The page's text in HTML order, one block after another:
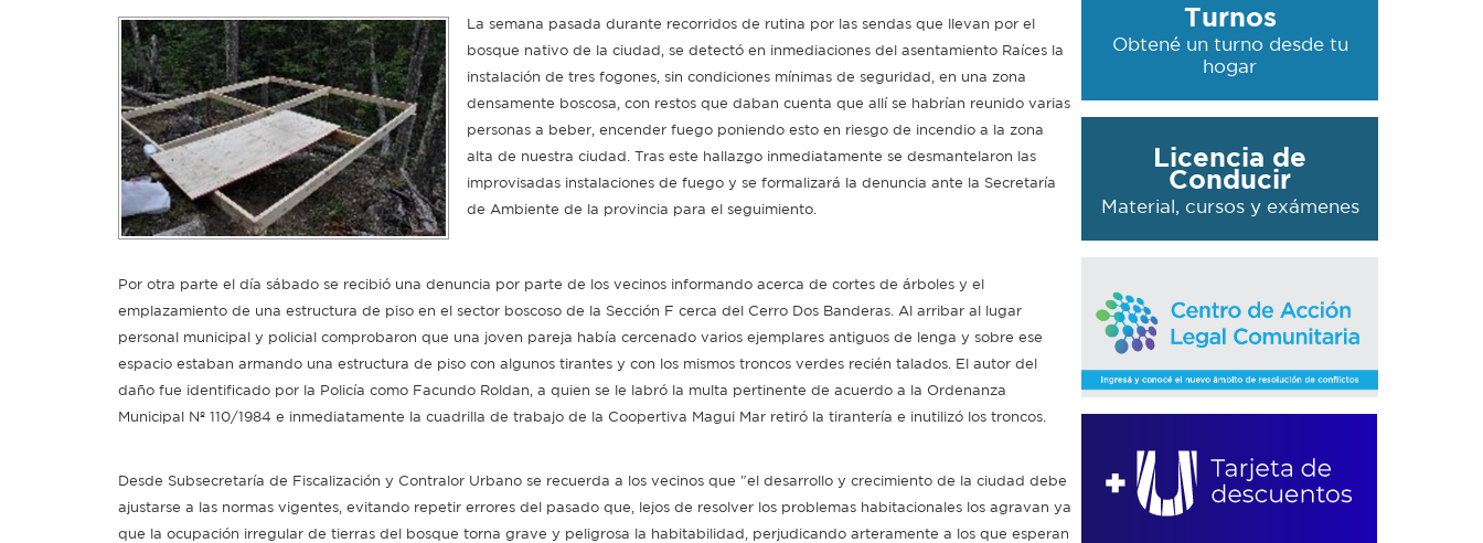
La semana pasada durante recorridos de rutina por las sendas que llevan por el
bosque nativo de la ciudad, se detectó en inmediaciones del asentamiento Raíces la
instalación de tres fogones, sin condiciones mínimas de seguridad, en una zona
densamente boscosa, con restos que daban cuenta que allí se habrían reunido varias
personas a beber, encender fuego poniendo esto en riesgo de incendio a la zona
alta de nuestra ciudad. Tras este hallazgo inmediatamente se desmantelaron las
improvisadas instalaciones de fuego y se formalizará la denuncia ante la Secretaría
de Ambiente de la provincia para el seguimiento.
Por otra parte el día sábado se recibió una denuncia por parte de los vecinos informando acerca de cortes de árboles y el
emplazamiento de una estructura de piso en el sector boscoso de la Sección F cerca del Cerro Dos Banderas. Al arribar al lugar
personal municipal y policial comprobaron que una joven pareja había cercenado varios ejemplares antiguos de lenga y sobre ese
espacio estaban armando una estructura de piso con algunos tirantes y con los mismos troncos verdes recién talados. El autor del
daño fue identificado por la Policía como Facundo Roldan, a quien se le labró la multa pertinente de acuerdo a la Ordenanza
Municipal Nº 110/1984 e inmediatamente la cuadrilla de trabajo de la Coopertiva Magui Mar retiró la tirantería e inutilizó los troncos.
Desde Subsecretaría de Fiscalización y Contralor Urbano se recuerda a los vecinos que "el desarrollo y crecimiento de la ciudad debe
ajustarse a las normas vigentes, evitando repetir errores del pasado que, lejos de resolver los problemas habitacionales los agravan ya
que la ocupación irregular de tierras del bosque torna grave y peligrosa la habitabilidad, perjudicando arteramente a los que esperan
Turnos
Obtené un turno desde tu
hogar
Licencia de
Conducir
Material, cursos y exámenes